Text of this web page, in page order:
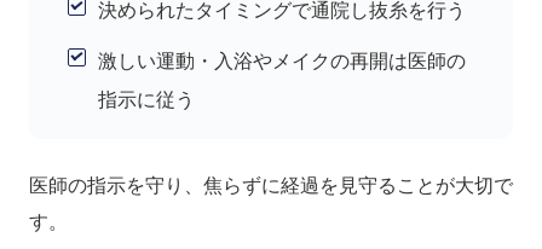
決められたタイミングで通院し抜糸を行う
激しい運動・入浴やメイクの再開は医師の
指示に従う
医師の指示を守り、焦らずに経過を見守ることが大切で
す。